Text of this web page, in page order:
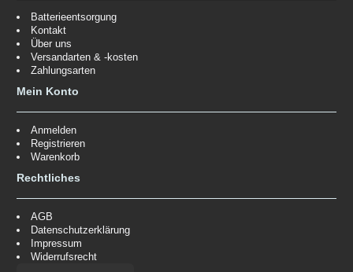
Batterieentsorgung
Kontakt
Über uns
Versandarten & -kosten
Zahlungsarten
Mein Konto
Anmelden
Registrieren
Warenkorb
Rechtliches
AGB
Datenschutzerklärung
Impressum
Widerrufsrecht